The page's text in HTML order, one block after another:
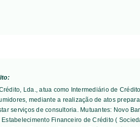
Lda., atua como Intermediário de
mediante a realização de atos
serviços de consultoria. Mutuantes: Novo
Financeiro de Crédito (